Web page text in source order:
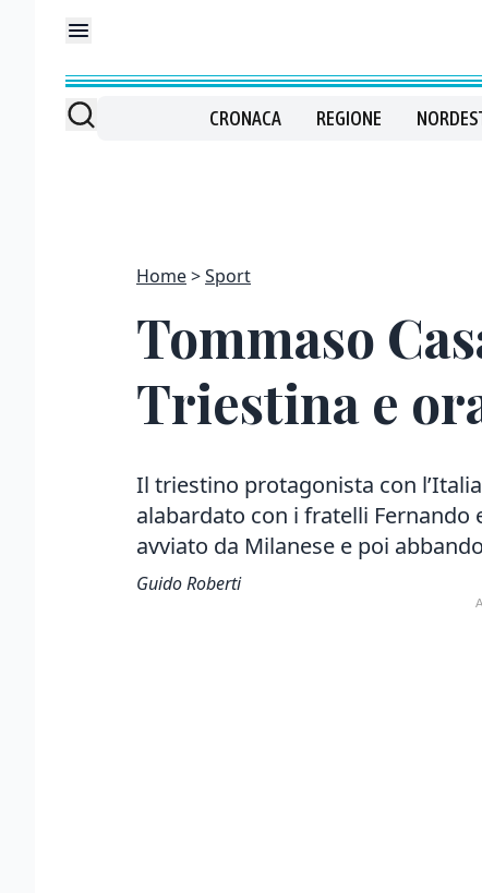
CRONACA REGIONE
Home Sport
Tommaso
Triestina e
Il triestino protagonista con
alabardato con i fratelli
avviato da Milanese e poi
Guido Roberti